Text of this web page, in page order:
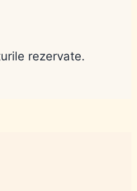
rezervate.